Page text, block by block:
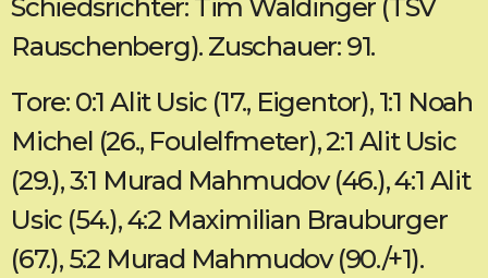
Schiedsrichter: Tim Waldinger (TSV
Rauschenberg). Zuschauer: 91.
Tore: 0:1 Alit Usic (17., Eigentor), 1:1 Noah
Michel (26., Foulelfmeter), 2:1 Alit Usic
(29.), 3:1 Murad Mahmudov (46.), 4:1 Alit
Usic (54.), 4:2 Maximilian Brauburger
(67.), 5:2 Murad Mahmudov (90./+1).